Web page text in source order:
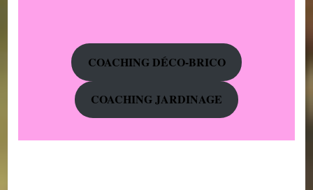
COACHING DÉCO-BRICO
COACHING JARDINAGE